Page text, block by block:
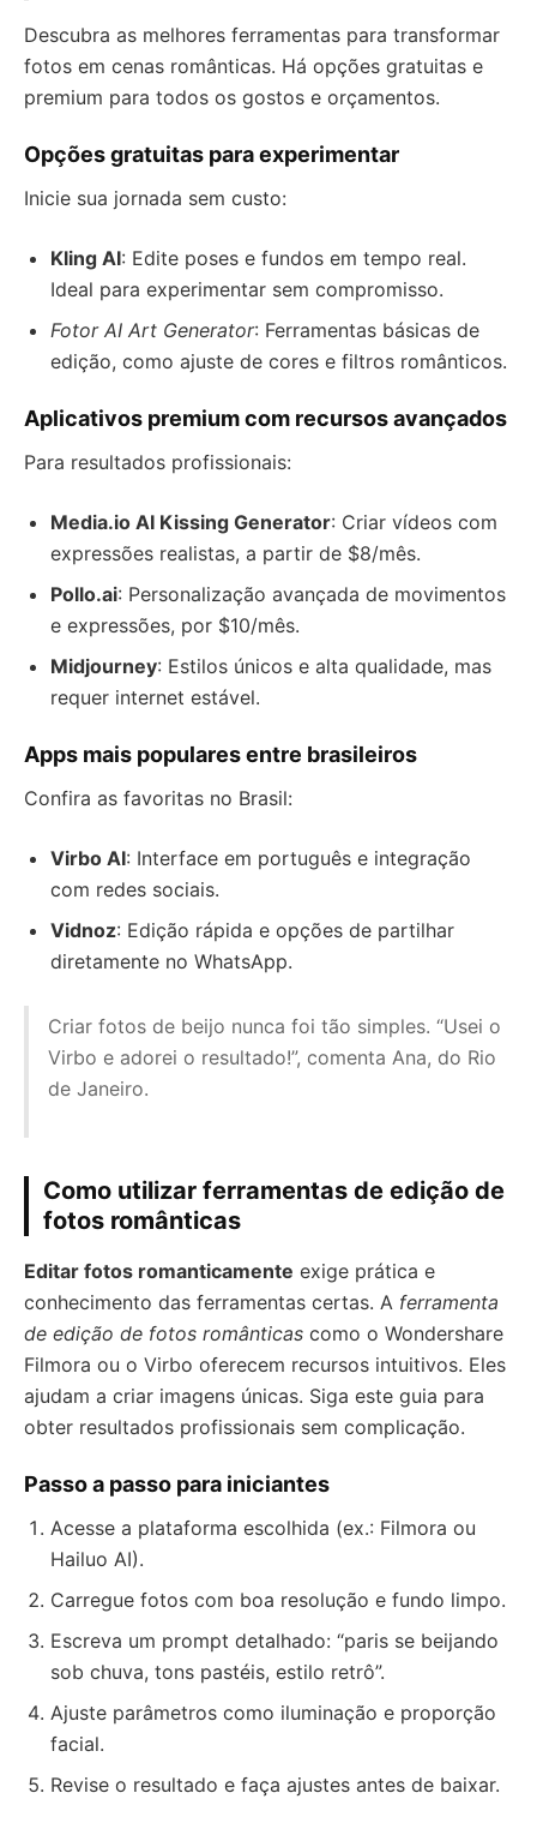
Descubra as melhores ferramentas para transformar
fotos em cenas românticas. Há opções gratuitas e
premium para todos os gostos e orçamentos.
Opções gratuitas para experimentar
Inicie sua jornada sem custo:
Kling AI: Edite poses e fundos em tempo real.
Ideal para experimentar sem compromisso.
Fotor AI Art Generator: Ferramentas básicas de
edição, como ajuste de cores e filtros românticos.
Aplicativos premium com recursos avançados
Para resultados profissionais:
Media.io AI Kissing Generator: Criar vídeos com
expressões realistas, a partir de $8/mês.
Pollo.ai: Personalização avançada de movimentos
e expressões, por $10/mês.
Midjourney: Estilos únicos e alta qualidade, mas
requer internet estável.
Apps mais populares entre brasileiros
Confira as favoritas no Brasil:
Virbo AI: Interface em português e integração
com redes sociais.
Vidnoz: Edição rápida e opções de partilhar
diretamente no WhatsApp.
Criar fotos de beijo nunca foi tão simples. “Usei o
Virbo e adorei o resultado!”, comenta Ana, do Rio
de Janeiro.
Como utilizar ferramentas de edição de
fotos românticas
Editar fotos romanticamente exige prática e
conhecimento das ferramentas certas. A ferramenta
de edição de fotos românticas como o Wondershare
Filmora ou o Virbo oferecem recursos intuitivos. Eles
ajudam a criar imagens únicas. Siga este guia para
obter resultados profissionais sem complicação.
Passo a passo para iniciantes
Acesse a plataforma escolhida (ex.: Filmora ou
Hailuo AI).
Carregue fotos com boa resolução e fundo limpo.
Escreva um prompt detalhado: “paris se beijando
sob chuva, tons pastéis, estilo retrô”.
Ajuste parâmetros como iluminação e proporção
facial.
Revise o resultado e faça ajustes antes de baixar.